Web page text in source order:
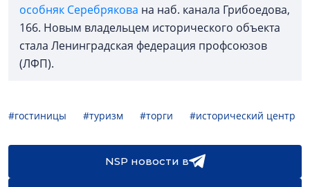
особняк Серебрякова на наб. канала Грибоедова,
166. Новым владельцем исторического объекта
стала Ленинградская федерация профсоюзов
(ЛФП).
#гостиницы #туризм #торги #исторический центр
NSP новости в